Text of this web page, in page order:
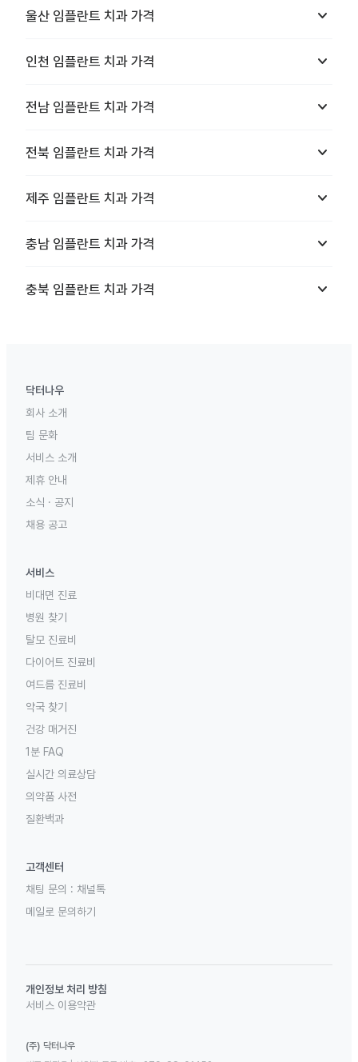
울산 임플란트 치과 가격 keyboard_arrow_down
인천 임플란트 치과 가격 keyboard_arrow_down
전남 임플란트 치과 가격 keyboard_arrow_down
전북 임플란트 치과 가격 keyboard_arrow_down
제주 임플란트 치과 가격 keyboard_arrow_down
충남 임플란트 치과 가격 keyboard_arrow_down
충북 임플란트 치과 가격 keyboard_arrow_down
닥터나우
회사 소개
팀 문화
서비스 소개
제휴 안내
소식 · 공지
채용 공고
서비스
비대면 진료
병원 찾기
탈모 진료비
다이어트 진료비
여드름 진료비
약국 찾기
건강 매거진
1분 FAQ
실시간 의료상담
의약품 사전
질환백과
고객센터
채팅 문의 : 채널톡
메일로 문의하기
개인정보 처리 방침
서비스 이용약관
(주) 닥터나우